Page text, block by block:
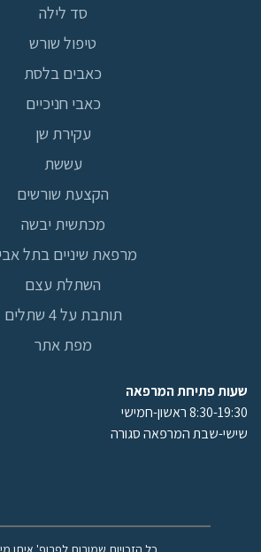
סד לילה
טיפול שורש
כאבים בלסת
כאבי חניכיים
עקירת שן
עששת
הקצעת שורשים
מכתשית יבשה
מרפאת שיניים בתל
השתלת עצם
תותבת על 4 שתלים
מפת אתר
שעות פתיחת המרפאה
8:30-19:30 ראשון-חמישי
שישי-שבת המרפאה סגורה